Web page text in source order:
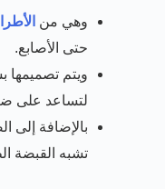
وهي من
حتى الأصابع.
ويتم تصميمها
لتساعد على
بالإضافة إلى
تشبه القبضة